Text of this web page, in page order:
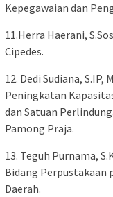
Kepegawaian dan
11.Herra Haerani,
Cipedes.
12. Dedi Sudiana, S.IP,
Peningkatan
dan Satuan
Pamong Praja.
13. Teguh Purnama,
Bidang Perpustakaan
Daerah.